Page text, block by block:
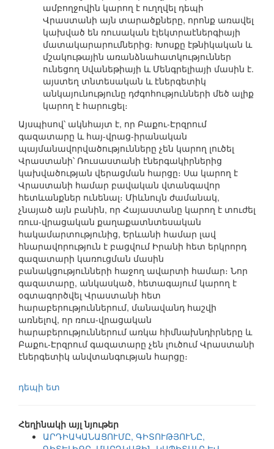
ամբողջովին կարող է ուղղվել դեպի
Վրաստանի այն տարածքները, որոնք առավել
կախված են ռուսական էլեկտրաէներգիայի
մատակարարումներից։ Խոսքը էթնիկական և
մշակութային առանձնահատկություններ
ունեցող Սվանեթիայի և Մենգրելիայի մասին է.
այստեղ տնտեսական և էներգետիկ
անկայունությունը դժգոհությունների մեծ ալիք
կարող է հարուցել։
Այսպիսով՝ ակնհայտ է, որ Բաքու-Էրզրում
գազատարը և հայ-վրաց-իրանական
պայմանավորվածությունները չեն կարող լուծել
Վրաստանի՝ Ռուսաստանի էներգակիրներից
կախվածության վերացման հարցը։ Սա կարող է
Վրաստանի համար բավական վտանգավոր
հետևանքներ ունենալ։ Միևնույն ժամանակ,
չնայած այն բանին, որ Հայաստանը կարող է տուժել
ռուս-վրացական քաղաքատնտեսական
հակամարտությունից, Երևանի համար լավ
հնարավորություն է բացվում Իրանի հետ երկրորդ
գազատարի կառուցման մասին
բանակցությունների հաջող ավարտի համար։ Նոր
գազատարը, անկասկած, հետագայում կարող է
օգտագործվել Վրաստանի հետ
հարաբերություններում, մանավանդ հաշվի
առնելով, որ ռուս-վրացական
հարաբերություններում առկա հիմնախնդիրները և
Բաքու-Էրզրում գազատարը չեն լուծում Վրաստանի
էներգետիկ անվտանգության հարցը։
դեպի ետ
Հեղինակի այլ նյութեր
ԱՐԴԻԱԿԱՆԱՑՈՒՄԸ, ԳԻՏՈՒԹՅՈՒՆԸ,